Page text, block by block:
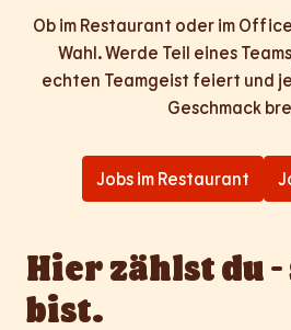
Ob im Restaurant oder im
Wahl. Werde Teil eines
echten Teamgeist feiert und
Geschmack
Jobs im Restaurant
Hier zählst du -
bist.